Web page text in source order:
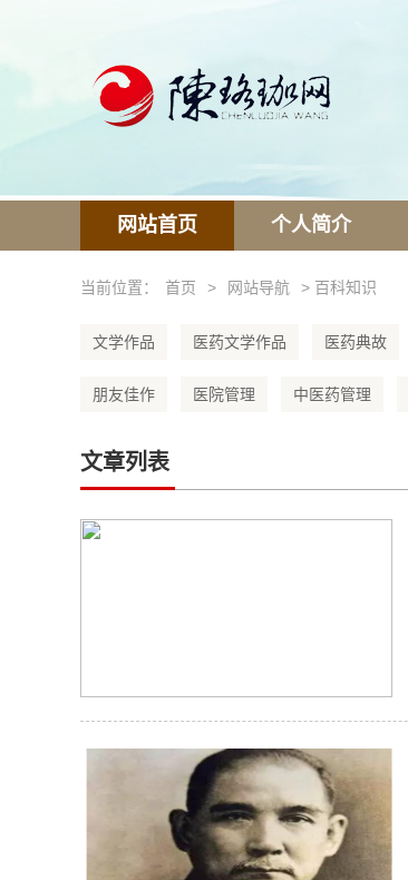
网站首页 个人简介
当前位置： 首页 > 网站导航 > 百科知识
文学作品 医药文学作品 医药典故
朋友佳作 医院管理 中医药管理
文章列表